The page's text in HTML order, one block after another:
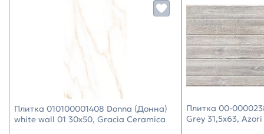
Плитка 010100001408 Donna (Донна)
white wall 01 30х50, Gracia Ceramica
Плитка 00-
Grey 31,5х63,